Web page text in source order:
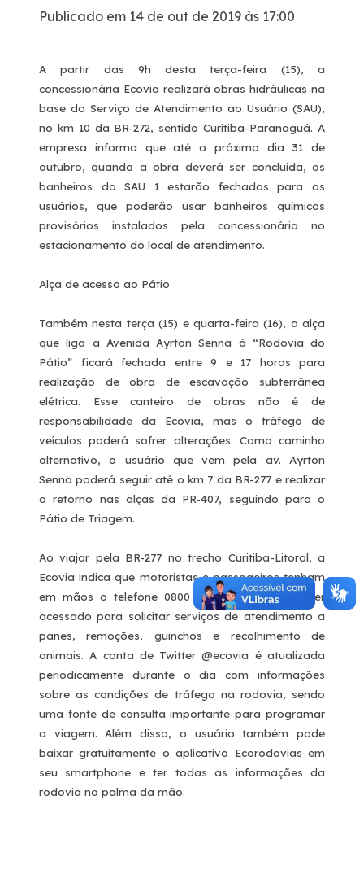
Publicado em 14 de out de 2019 às 17:00
A partir das 9h desta terça-feira (15), a
concessionária Ecovia realizará obras hidráulicas na
base do Serviço de Atendimento ao Usuário (SAU),
no km 10 da BR-272, sentido Curitiba-Paranaguá. A
empresa informa que até o próximo dia 31 de
outubro, quando a obra deverá ser concluída, os
banheiros do SAU 1 estarão fechados para os
usuários, que poderão usar banheiros químicos
provisórios instalados pela concessionária no
estacionamento do local de atendimento.
Alça de acesso ao Pátio
Também nesta terça (15) e quarta-feira (16), a alça
que liga a Avenida Ayrton Senna à “Rodovia do
Pátio” ficará fechada entre 9 e 17 horas para
realização de obra de escavação subterrânea
elétrica. Esse canteiro de obras não é de
responsabilidade da Ecovia, mas o tráfego de
veículos poderá sofrer alterações. Como caminho
alternativo, o usuário que vem pela av. Ayrton
Senna poderá seguir até o km 7 da BR-277 e realizar
o retorno nas alças da PR-407, seguindo para o
Pátio de Triagem.
Ao viajar pela BR-277 no trecho Curitiba-Litoral, a
Ecovia indica que motoristas e passageiros tenham
em mãos o telefone 0800 410 277, que pode ser
acessado para solicitar serviços de atendimento a
panes, remoções, guinchos e recolhimento de
animais. A conta de Twitter @ecovia é atualizada
periodicamente durante o dia com informações
sobre as condições de tráfego na rodovia, sendo
uma fonte de consulta importante para programar
a viagem. Além disso, o usuário também pode
baixar gratuitamente o aplicativo Ecorodovias em
seu smartphone e ter todas as informações da
rodovia na palma da mão.